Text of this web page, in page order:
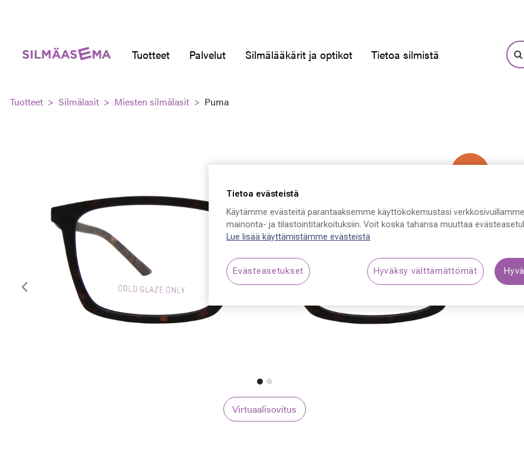
Tuotteet Palvelut Silmälääkärit ja optikot Tietoa silmistä
Tuotteet Silmälasit Miesten silmälasit Puma
Edellinen
Virtuaalisovitus
Tietoa evästeistä
Käytämme evästeitä parantaaksemme käyttökokemustasi
mainonta- ja tilastointitarkoituksiin. Voit koska tahansa muuttaa
Lue lisää käyttämistämme evästeistä
Evästeasetukset Hyväksy välttämättömät